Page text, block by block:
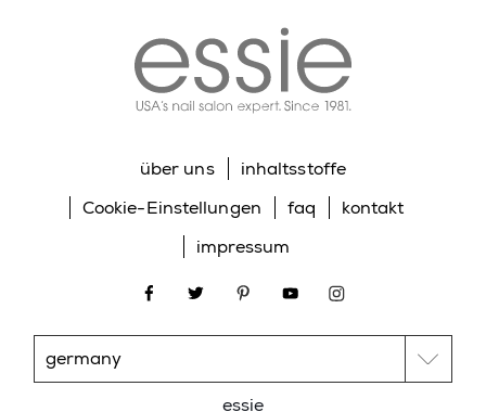
• CI 60725 / VIOLET 2 • CI 77400 / BRONZE
POWDER • CI 77400 / COPPER POWDER • CI 60730
/ EXT. VIOLET 2 • CI 45370 / ORANGE 5 • CI 45380 /
RED 22]. (F.I.L. Z48596/62).
über uns
inhaltsstoffe
Cookie-Einstellungen
faq
kontakt
impressum
facebooktwitter pinterestyoutubeinstagram
essie